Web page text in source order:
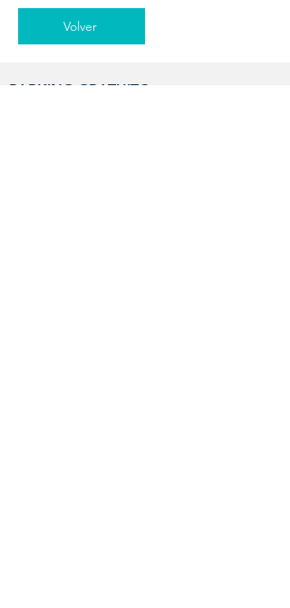
Volver
PARKING GRATUITO